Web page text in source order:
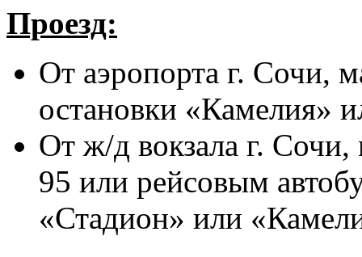
Проезд:
От аэропорта г. Сочи,
остановки «Камелия»
От ж/д вокзала г.
95 или рейсовым
«Стадион» или